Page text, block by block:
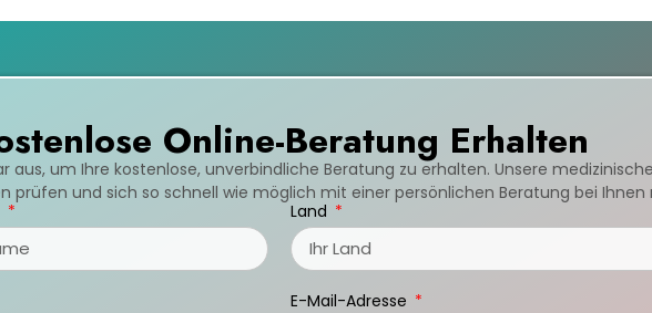
Online-Beratung Erhalten
aus, um Ihre kostenlose, unverbindliche Beratung zu erhalten. Unsere
prüfen und sich so schnell wie möglich mit einer persönlichen Beratung bei Ihnen
Land
E-Mail-Adresse